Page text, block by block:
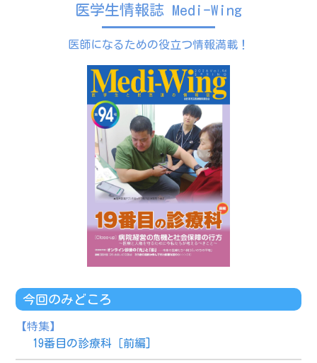
医学生情報誌 Medi-Wing
医師になるための役立つ情報満載！
今回のみどころ
【特集】
19番目の診療科［前編]